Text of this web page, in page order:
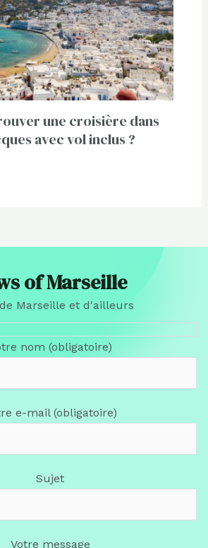
une croisière dans
avec vol inclus ?
of Marseille
Marseille et d'ailleurs
nom (obligatoire)
e-mail (obligatoire)
Sujet
Votre message